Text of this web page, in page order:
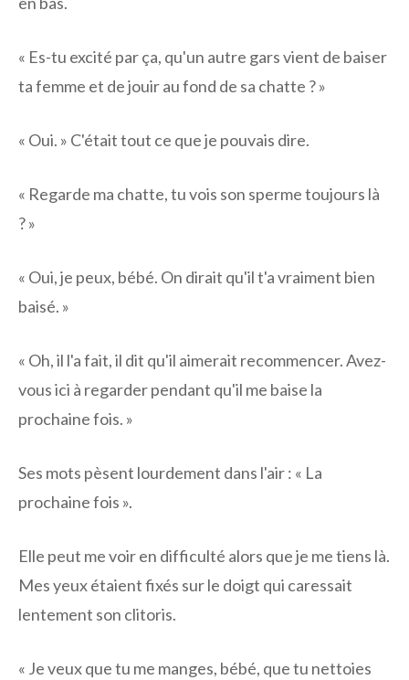
« Es-tu excité par ça, qu'un autre gars vient de baiser
ta femme et de jouir au fond de sa chatte ? »
« Oui. » C'était tout ce que je pouvais dire.
« Regarde ma chatte, tu vois son sperme toujours là
? »
« Oui, je peux, bébé. On dirait qu'il t'a vraiment bien
baisé. »
« Oh, il l'a fait, il dit qu'il aimerait recommencer. Avez-
vous ici à regarder pendant qu'il me baise la
prochaine fois. »
Ses mots pèsent lourdement dans l'air : « La
prochaine fois ».
Elle peut me voir en difficulté alors que je me tiens là.
Mes yeux étaient fixés sur le doigt qui caressait
lentement son clitoris.
« Je veux que tu me manges, bébé, que tu nettoies